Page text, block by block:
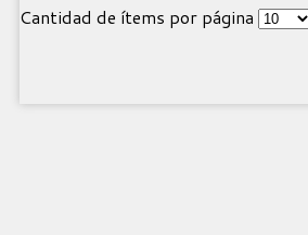
Cantidad de ítems por página